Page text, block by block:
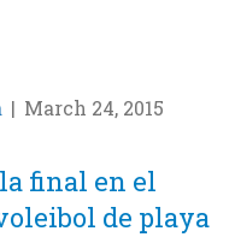
| March 24, 2015
final en el
de playa